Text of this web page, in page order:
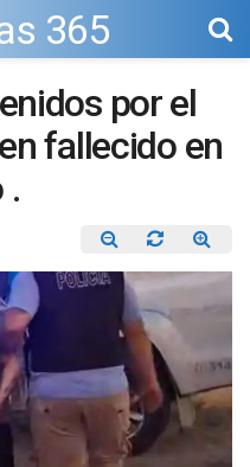
por el
fallecido en
.